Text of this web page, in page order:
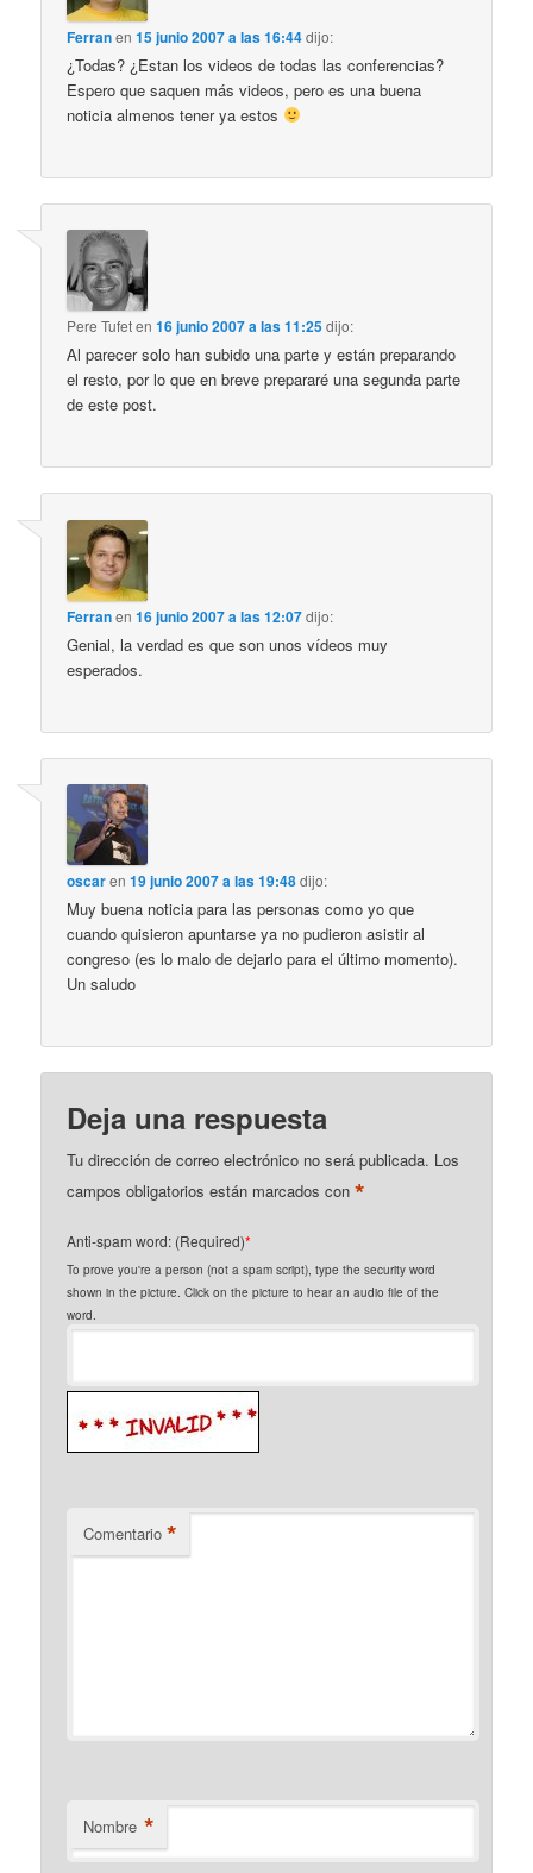
Ferranen15 junio 2007 a las 16:44dijo:
¿Todas? ¿Estan los videos de todas las conferencias?
Espero que saquen más videos, pero es una buena
noticia almenos tener ya estos
Pere Tufeten16 junio 2007 a las 11:25dijo:
Al parecer solo han subido una parte y están preparando
el resto, por lo que en breve prepararé una segunda parte
de este post.
Ferranen16 junio 2007 a las 12:07dijo:
Genial, la verdad es que son unos vídeos muy
esperados.
oscaren19 junio 2007 a las 19:48dijo:
Muy buena noticia para las personas como yo que
cuando quisieron apuntarse ya no pudieron asistir al
congreso (es lo malo de dejarlo para el último momento).
Un saludo
Deja una respuesta
Tu dirección de correo electrónico no será publicada. Los
campos obligatorios están marcados con*
Anti-spam word: (Required)*
To prove you're a person (not a spam script), type the security word
shown in the picture. Click on the picture to hear an audio file of the
word.
Comentario *
Nombre *